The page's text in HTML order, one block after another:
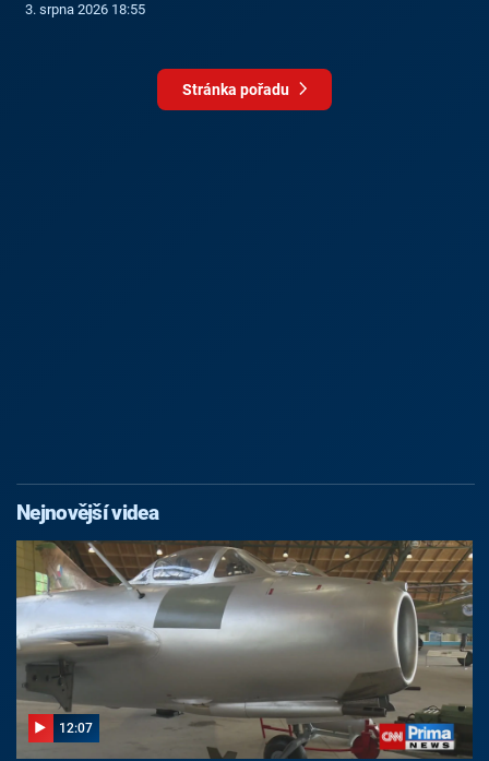
3. srpna 2026 18:55
Stránka pořadu
Nejnovější videa
12:07